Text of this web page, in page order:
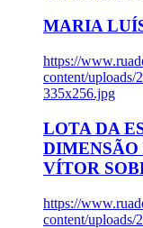
MARIA
https://
content/uploads/
335x256.jpg
LOTA DA
DIMENSÃO
VÍTOR
https://
content/uploads/